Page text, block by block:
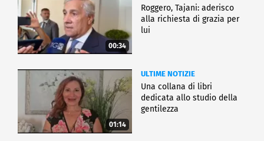
00:34
Roggero, Tajani: aderisco
alla richiesta di grazia per
lui
01:14
ULTIME NOTIZIE
Una collana di libri
dedicata allo studio della
gentilezza